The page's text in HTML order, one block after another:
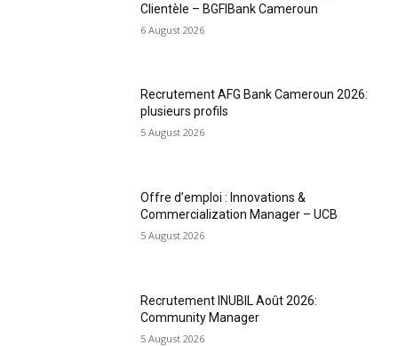
Clientèle – BGFIBank Cameroun
6 August 2026
Recrutement AFG Bank Cameroun 2026:
plusieurs profils
5 August 2026
Offre d’emploi : Innovations &
Commercialization Manager – UCB
5 August 2026
Recrutement INUBIL Août 2026:
Community Manager
5 August 2026